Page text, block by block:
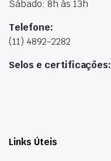
Sábado: 8h às 13h
Telefone:
(11) 4892-2282
Selos e certificações:
Links Úteis